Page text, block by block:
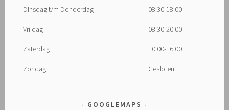
Dinsdag t/m Donderdag 08:30-18:00
Vrijdag 08:30-20:00
Zaterdag 10:00-16:00
Zondag Gesloten
GOOGLEMAPS